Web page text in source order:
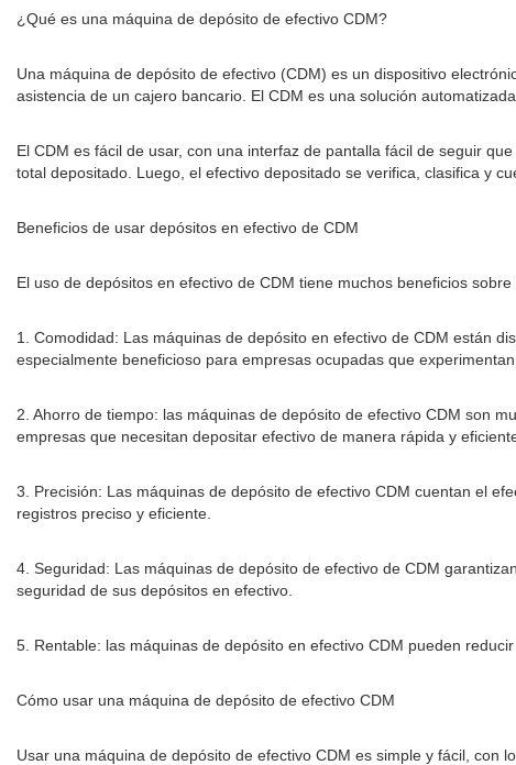
¿Qué es una máquina de depósito de efectivo CDM?
Una máquina de depósito de efectivo (CDM) es un dispositivo
asistencia de un cajero bancario. El CDM es una solución
El CDM es fácil de usar, con una interfaz de pantalla fácil de seguir
total depositado. Luego, el efectivo depositado se verifica, clasifica y
Beneficios de usar depósitos en efectivo de CDM
El uso de depósitos en efectivo de CDM tiene muchos beneficios
1. Comodidad: Las máquinas de depósito en efectivo de CDM están
especialmente beneficioso para empresas ocupadas que
2. Ahorro de tiempo: las máquinas de depósito de efectivo CDM son
empresas que necesitan depositar efectivo de manera rápida y
3. Precisión: Las máquinas de depósito de efectivo CDM cuentan el
registros preciso y eficiente.
4. Seguridad: Las máquinas de depósito de efectivo de CDM
seguridad de sus depósitos en efectivo.
5. Rentable: las máquinas de depósito en efectivo CDM pueden
Cómo usar una máquina de depósito de efectivo CDM
Usar una máquina de depósito de efectivo CDM es simple y fácil, con